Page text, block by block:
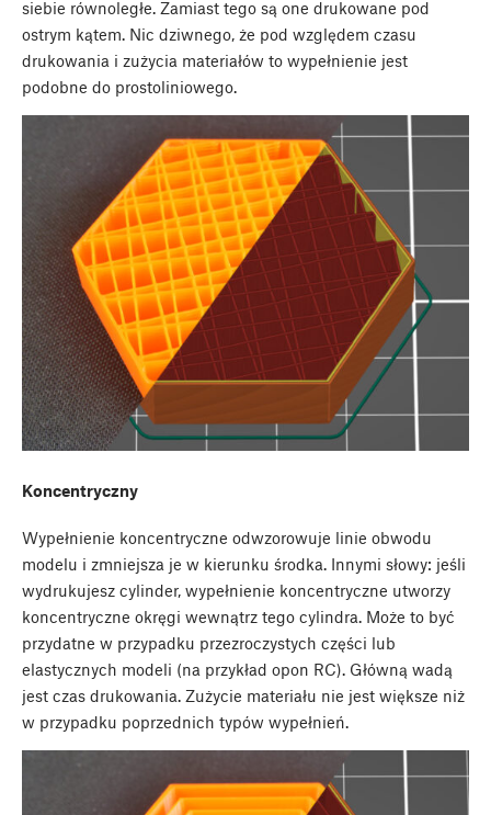
siebie równoległe. Zamiast tego są one drukowane pod
ostrym kątem. Nic dziwnego, że pod względem czasu
drukowania i zużycia materiałów to wypełnienie jest
podobne do prostoliniowego.
Koncentryczny
Wypełnienie koncentryczne odwzorowuje linie obwodu
modelu i zmniejsza je w kierunku środka. Innymi słowy: jeśli
wydrukujesz cylinder, wypełnienie koncentryczne utworzy
koncentryczne okręgi wewnątrz tego cylindra. Może to być
przydatne w przypadku przezroczystych części lub
elastycznych modeli (na przykład opon RC). Główną wadą
jest czas drukowania. Zużycie materiału nie jest większe niż
w przypadku poprzednich typów wypełnień.